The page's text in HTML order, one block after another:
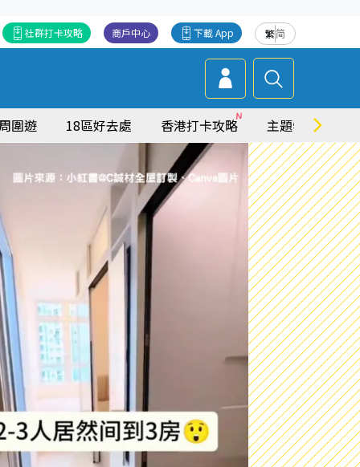
繁简
下載 App
商戶中心
社群打卡攻略
圍遊 18區好去處 香港打卡攻略 主題特集